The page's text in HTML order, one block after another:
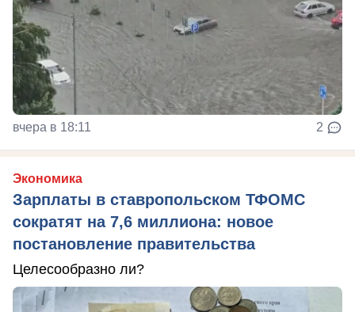
вчера в 18:11 2
Экономика
Зарплаты в ставропольском ТФОМС
сократят на 7,6 миллиона: новое
постановление правительства
Целесообразно ли?